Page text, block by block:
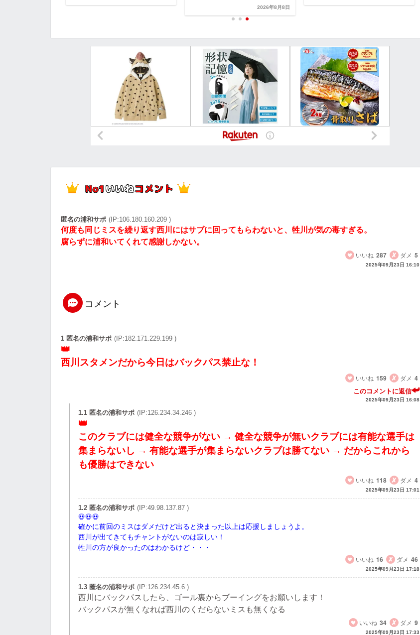
2026年8月8日
匿名の浦和サポ (IP:106.180.160.209 )
何度も同じミスを繰り返す西川にはサブに回ってもらわないと、牲川が気の毒すぎる。
腐らずに浦和いてくれて感謝しかない。
いいね 287 ダメ 5
2025年09月23日 16:10
コメント
1 匿名の浦和サポ (IP:182.171.229.199 )
西川スタメンだから今日はバックパス禁止な！
いいね 159 ダメ 4
このコメントに返信
2025年09月23日 16:08
1.1 匿名の浦和サポ (IP:126.234.34.246 )
このクラブには健全な競争がない → 健全な競争が無いクラブには有能な選手は
集まらないし → 有能な選手が集まらないクラブは勝てない → だからこれから
も優勝はできない
いいね 118 ダメ 4
2025年09月23日 17:01
1.2 匿名の浦和サポ (IP:49.98.137.87 )
確かに前回のミスはダメだけど出ると決まった以上は応援しましょうよ。
西川が出てきてもチャントがないのは寂しい！
牲川の方が良かったのはわかるけど・・・
いいね 16 ダメ 46
2025年09月23日 17:18
1.3 匿名の浦和サポ (IP:126.234.45.6 )
西川にバックパスしたら、ゴール裏からブーイングをお願いします！
バックパスが無くなれば西川のくだらないミスも無くなる
いいね 34 ダメ 9
2025年09月23日 17:33